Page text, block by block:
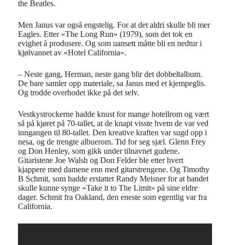
the Beatles.
Men Janus var også engstelig. For at det aldri skulle bli mer
Eagles. Etter «The Long Run» (1979), som det tok en
evighet å produsere. Og som uansett måtte bli en nedtur i
kjølvannet av «Hotel California».
– Neste gang, Herman, neste gang blir det dobbeltalbum.
De bare samler opp materiale, sa Janus med et kjempeglis.
Og trodde overhodet ikke på det selv.
Vestkystrockerne hadde knust for mange hotellrom og vært
så på kjøret på 70-tallet, at de knapt visste hvem de var ved
inngangen til 80-tallet. Den kreative kraften var sugd opp i
nesa, og de trengte albuerom. Tid for seg sjæl. Glenn Frey
og Don Henley, som gikk under tilnavnet gudene.
Gitaristene Joe Walsh og Don Felder ble etter hvert
kjappere med damene enn med gitarstrengene. Og Timothy
B Schmit, som hadde erstattet Randy Meisner for at bandet
skulle kunne synge «Take it to The Limit» på sine eldre
dager. Schmit fra Oakland, den eneste som egentlig var fra
California.